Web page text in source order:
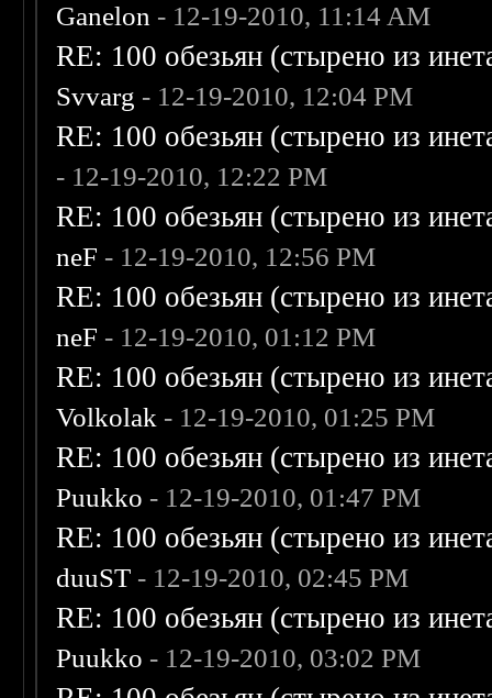
Ganelon - 12-19-2010, 11:14 AM
RE: 100 обезьян (стырено из
Svvarg - 12-19-2010, 12:04 PM
RE: 100 обезьян (стырено из
- 12-19-2010, 12:22 PM
RE: 100 обезьян (стырено из
neF - 12-19-2010, 12:56 PM
RE: 100 обезьян (стырено из
neF - 12-19-2010, 01:12 PM
RE: 100 обезьян (стырено из
Volkolak - 12-19-2010, 01:25 PM
RE: 100 обезьян (стырено из
Puukko - 12-19-2010, 01:47 PM
RE: 100 обезьян (стырено из
duuST - 12-19-2010, 02:45 PM
RE: 100 обезьян (стырено из
Puukko - 12-19-2010, 03:02 PM